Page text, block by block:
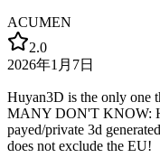
ACUMEN
2.0
2026年1月7日
Huyan3D is the only one
MANY DON'T KNOW:
payed/private 3d
does not exclude the EU!